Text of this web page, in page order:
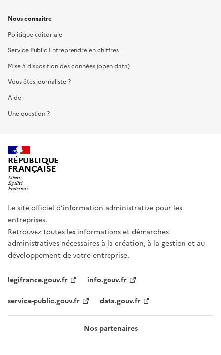
Nous connaître
Politique éditoriale
Service Public Entreprendre en chiffres
Mise à disposition des données (open data)
Vous êtes journaliste ?
Aide
Une question ?
RÉPUBLIQUE
FRANÇAISE
Le site officiel d’information administrative pour les
entreprises.
Retrouvez toutes les informations et démarches
administratives nécessaires à la création, à la gestion et au
développement de votre entreprise.
legifrance.gouv.fr
info.gouv.fr
service-public.gouv.fr
data.gouv.fr
Nos partenaires